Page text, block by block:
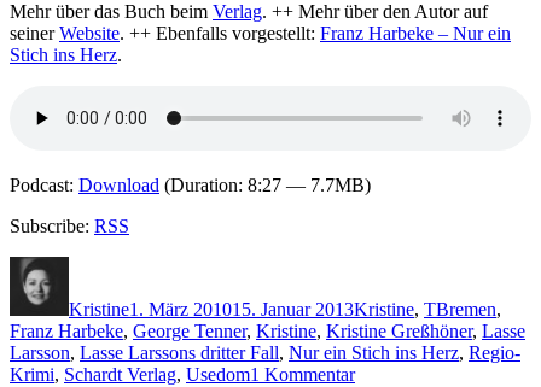
Mehr über das Buch beim Verlag. ++ Mehr über den Autor auf
seinerWebsite. ++ Ebenfalls vorgestellt: Franz Harbeke – Nur ein
Stich ins Herz.
Podcast: Download (Duration: 8:27 — 7.7MB)
Subscribe: RSS
Kristine1. März 201015. Januar 2013Kristine, TBremen,
Franz Harbeke, George Tenner, Kristine, Kristine Greßhöner, Lasse
Larsson, Lasse Larssons dritter Fall, Nur ein Stich ins Herz, Regio-
Krimi, Schardt Verlag, Usedom1 Kommentarzu